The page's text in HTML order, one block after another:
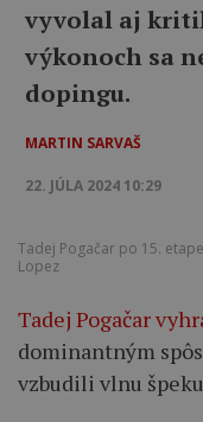
vyvolal aj
výkonoch sa
dopingu.
MARTIN SARVAŠ
22. JÚLA 2024 10:29
Tadej Pogačar po 15.
Lopez
Tadej Pogačar
dominantným
vzbudili vlnu